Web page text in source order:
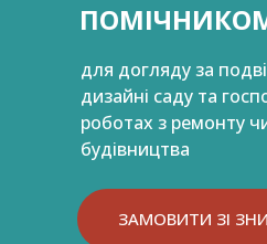
для догляду за
дизайні саду та
роботах з ремонту
будівництва
ЗАМОВИТИ ЗІ